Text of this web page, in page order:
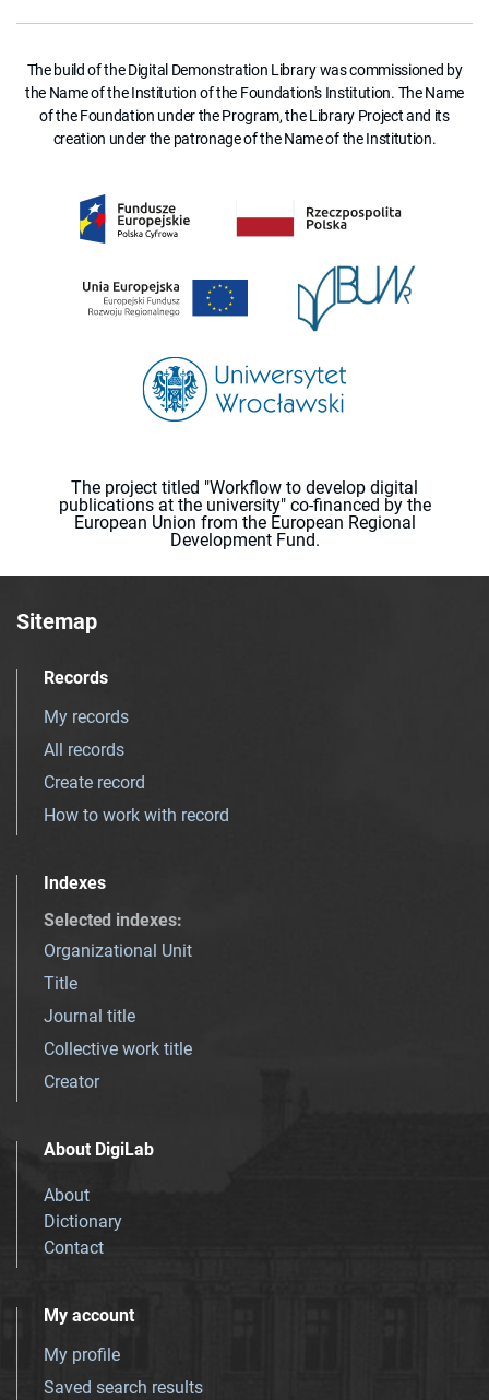
The build of the Digital Demonstration Library was commissioned by
the Name of the Institution of the Foundation's Institution. The Name
of the Foundation under the Program, the Library Project and its
creation under the patronage of the Name of the Institution.
The project titled "Workflow to develop digital
publications at the university" co-financed by the
European Union from the European Regional
Development Fund.
Sitemap
Records
My records
All records
Create record
How to work with record
Indexes
Selected indexes:
Organizational Unit
Title
Journal title
Collective work title
Creator
About DigiLab
About
Dictionary
Contact
My account
My profile
Saved search results